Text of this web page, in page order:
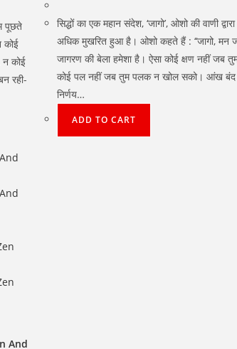
पूछते
कोई
न कोई
रही-
सिद्धों का एक महान संदेश, ‘जागो’, ओशो की वाणी
अधिक मुखरित हुआ है। ओशो कहते हैं : ‘‘जागो, मन
जागरण की बेला हमेशा है। ऐसा कोई क्षण नहीं जब
कोई पल नहीं जब तुम पलक न खोल सको। आंख बंद
निर्णय…
ADD TO CART
And